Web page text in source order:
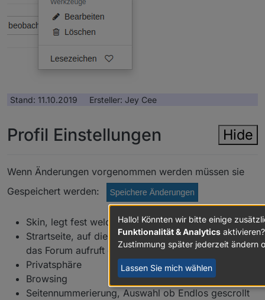
Stand: 11.10.2019 Ersteller: Jey Cee
Hide
Profil Einstellungen
Wenn Änderungen vorgenommen werden müssen sie
Gespeichert werden:
Skin, legt fest welches Aussehen das Forum hat
Strartseite, auf dieser Seite startet man wenn man
das Forum aufruft oder auf den Home ButtonKlickt
Privatsphäre
Browsing
Seitennummerierung, Auswahl ob Endlos gescrollt
Hallo! Könnten wir bitte einige
Funktionalität & Analytics
Zustimmung später jederzeit ändern
Lassen Sie mich wählen